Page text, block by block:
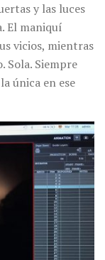
y las luces
El maniquí
vicios, mientras
Sola. Siempre
única en ese